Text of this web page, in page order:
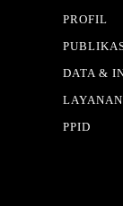
PROFIL
DATA &
LAYANAN
PPID